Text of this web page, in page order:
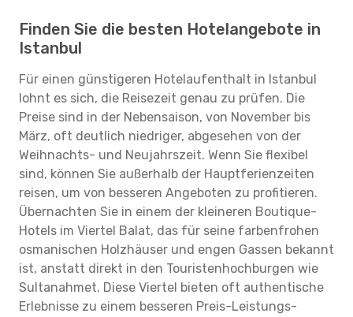
Finden Sie die besten Hotelangebote in
Istanbul
Für einen günstigeren Hotelaufenthalt in Istanbul
lohnt es sich, die Reisezeit genau zu prüfen. Die
Preise sind in der Nebensaison, von November bis
März, oft deutlich niedriger, abgesehen von der
Weihnachts- und Neujahrszeit. Wenn Sie flexibel
sind, können Sie außerhalb der Hauptferienzeiten
reisen, um von besseren Angeboten zu profitieren.
Übernachten Sie in einem der kleineren Boutique-
Hotels im Viertel Balat, das für seine farbenfrohen
osmanischen Holzhäuser und engen Gassen bekannt
ist, anstatt direkt in den Touristenhochburgen wie
Sultanahmet. Diese Viertel bieten oft authentische
Erlebnisse zu einem besseren Preis-Leistungs-